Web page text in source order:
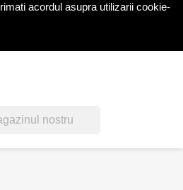
shopping_cart
acordul asupra utilizarii cookie-